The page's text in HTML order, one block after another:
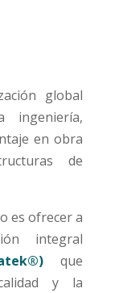
global
ingeniería,
en obra
de
es ofrecer a
integral
que
y la